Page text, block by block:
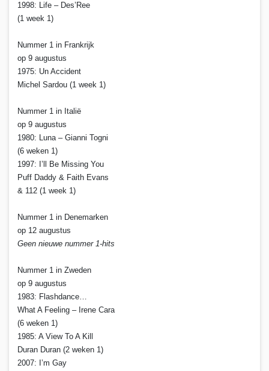
1998: Life – Des’Ree
(1 week 1)
Nummer 1 in Frankrijk
op 9 augustus
1975: Un Accident
Michel Sardou (1 week 1)
Nummer 1 in Italië
op 9 augustus
1980: Luna – Gianni Togni
(6 weken 1)
1997: I’ll Be Missing You
Puff Daddy & Faith Evans
& 112 (1 week 1)
Nummer 1 in Denemarken
op 12 augustus
Geen nieuwe nummer 1-hits
Nummer 1 in Zweden
op 9 augustus
1983: Flashdance…
What A Feeling – Irene Cara
(6 weken 1)
1985: A View To A Kill
Duran Duran (2 weken 1)
2007: I’m Gay